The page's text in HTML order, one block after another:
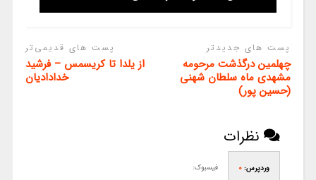
پست های جدیدتر
چهلمین درگذشت مرحومه
مشهدی ماه سلطان شهنی
(حسین پور)
پست های قدیمی‌تر
از یلدا تا کریسمس – فرشید
خدادادیان
نظرات
وردپرس: 0 فیسبوک: